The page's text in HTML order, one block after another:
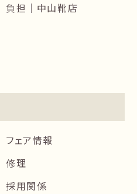
負担｜中山靴店
フェア情報
修理
採用関係